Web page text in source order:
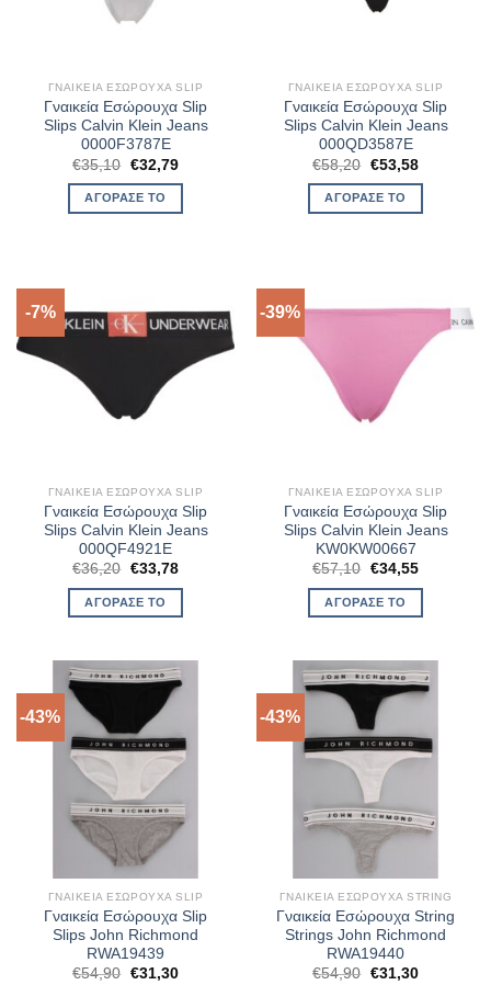
ΓΝΑΙΚΕΊΑ ΕΣΏΡΟΥΧΑ SLIP
Γναικεία Εσώρουχα Slip
Slips Calvin Klein Jeans
0000F3787E
€35,10 Original
price
was:
€35,10.
€32,79Η
ΑΓΌΡΑΣΈ ΤΟ
ΓΝΑΙΚΕΊΑ ΕΣΏΡΟΥΧΑ SLIP
Γναικεία Εσώρουχα Slip
Slips Calvin Klein Jeans
000QD3587E
€58,20 Original
price
was:
€58,20.
€53,58Η
ΑΓΌΡΑΣΈ ΤΟ
-7%
ΓΝΑΙΚΕΊΑ ΕΣΏΡΟΥΧΑ SLIP
Γναικεία Εσώρουχα Slip
Slips Calvin Klein Jeans
000QF4921E
€36,20 Original
was:
€36,20.
€33,78Η
ΑΓΌΡΑΣΈ ΤΟ
-39%
ΓΝΑΙΚΕΊΑ ΕΣΏΡΟΥΧΑ SLIP
Γναικεία Εσώρουχα Slip
Slips Calvin Klein Jeans
KW0KW00667
€57,10 Original
was:
€57,10.
€34,55Η
ΑΓΌΡΑΣΈ ΤΟ
-43%
ΓΝΑΙΚΕΊΑ ΕΣΏΡΟΥΧΑ SLIP
Γναικεία Εσώρουχα Slip
Slips John Richmond
RWA19439
€54,90 Original
€31,30Η
-43%
ΓΝΑΙΚΕΊΑ ΕΣΏΡΟΥΧΑ STRING
Γναικεία Εσώρουχα String
Strings John Richmond
RWA19440
€54,90 Original
€31,30Η